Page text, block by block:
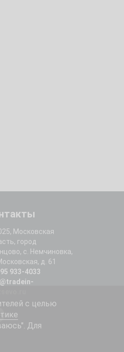
Московская
город
с. Немчиновка,
д. 61
933-4033
с целью
Для